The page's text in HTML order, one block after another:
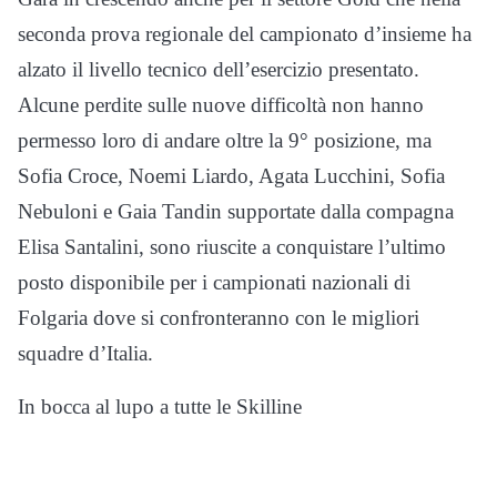
seconda prova regionale del campionato d’insieme ha
alzato il livello tecnico dell’esercizio presentato.
Alcune perdite sulle nuove difficoltà non hanno
permesso loro di andare oltre la 9° posizione, ma
Sofia Croce, Noemi Liardo, Agata Lucchini, Sofia
Nebuloni e Gaia Tandin supportate dalla compagna
Elisa Santalini, sono riuscite a conquistare l’ultimo
posto disponibile per i campionati nazionali di
Folgaria dove si confronteranno con le migliori
squadre d’Italia.
In bocca al lupo a tutte le Skilline